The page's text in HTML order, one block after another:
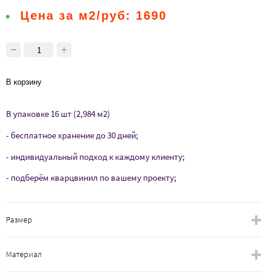
Цена за м2/руб: 1690
В корзину
В упаковке 16 шт (2,984 м2)
- бесплатное хранение до 30 дней;
- индивидуальный подход к каждому клиенту;
- подберём кварцвинил по вашему проекту;
Размер
Материал